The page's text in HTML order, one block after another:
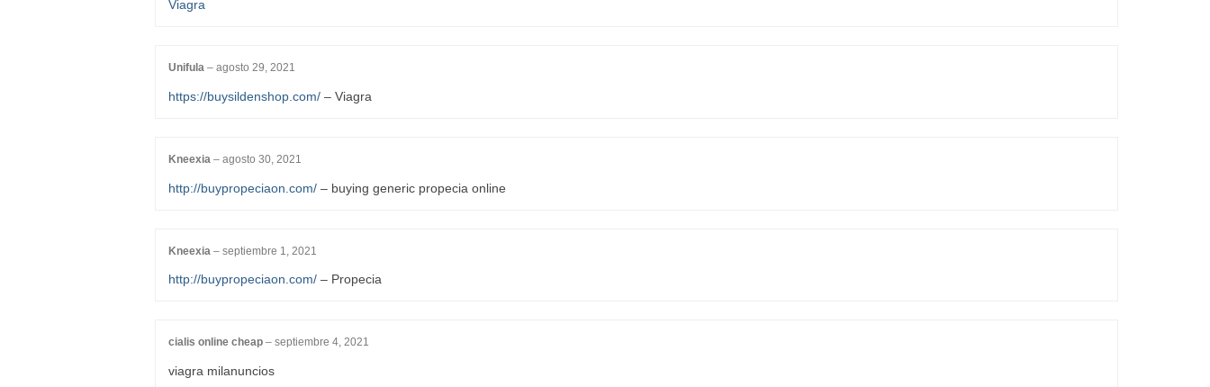
Viagra
Unifula – agosto 29, 2021
https://buysildenshop.com/ – Viagra
Kneexia – agosto 30, 2021
http://buypropeciaon.com/ – buying generic propecia online
Kneexia – septiembre 1, 2021
http://buypropeciaon.com/ – Propecia
cialis online cheap – septiembre 4, 2021
viagra milanuncios